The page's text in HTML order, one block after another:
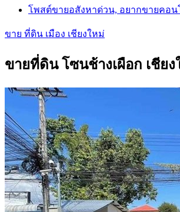
โพสต์ขายอสังหาด่วน, อยากขายคอ
ขาย ที่ดิน เมือง เชียงใหม่
ขายที่ดิน โซนช้างเผือก เชีย